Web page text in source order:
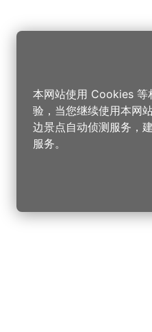
本网站使用 Cookies 等
验，当您继续使用本网
边景点自动侦测服务，
服务。